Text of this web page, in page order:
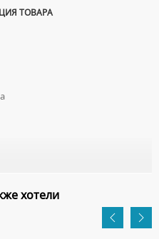
ТОВАРА
хотели